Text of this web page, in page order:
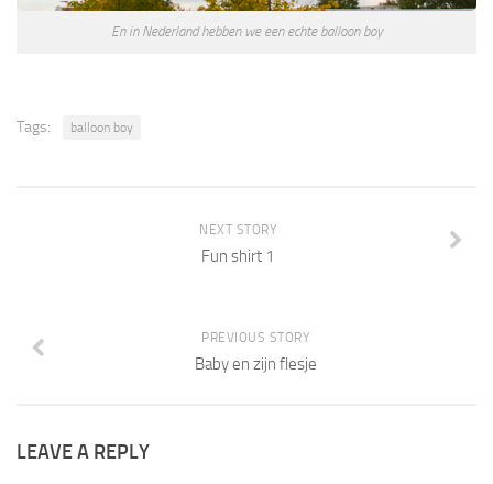
En in Nederland hebben we een echte balloon boy
Tags: balloon boy
NEXT STORY
Fun shirt 1
PREVIOUS STORY
Baby en zijn flesje
LEAVE A REPLY